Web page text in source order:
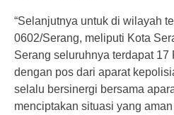
“Selanjutnya untuk di wilayah
0602/Serang, meliputi Kota
Serang seluruhnya terdapat 17
dengan pos dari aparat
selalu bersinergi bersama
menciptakan situasi yang